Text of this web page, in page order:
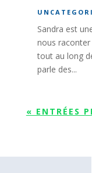
Sandra est
nous
tout au long
parle des...
« ENTRÉES